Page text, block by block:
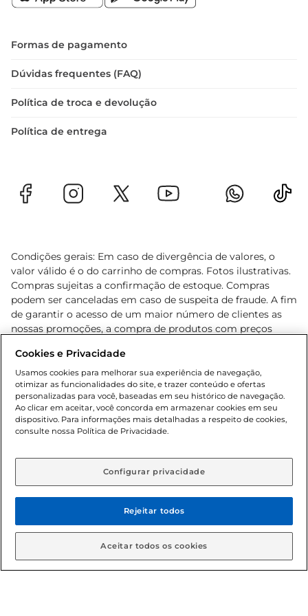
Formas de pagamento
Dúvidas frequentes (FAQ)
Política de troca e devolução
Política de entrega
Condições gerais: Em caso de divergência de valores, o
valor válido é o do carrinho de compras. Fotos ilustrativas.
Compras sujeitas a confirmação de estoque. Compras
podem ser canceladas em caso de suspeita de fraude. A fim
de garantir o acesso de um maior número de clientes as
nossas promoções, a compra de produtos com preços
cliente. Os preços, ofertas e condições são exclusivos para
o e-commerce e válidos durante o dia de hoje, podendo
sofrer alterações sem prévia notificação. Proibida a venda
de bebidas alcoólicas para menores de 18 anos, conforme
Lei n.º 8069/90, art. 81, inciso II (Estatuto da Criança e do
Adolescente). Preços e condições exclusivos para o
aviso prévio. O valor mínimo para as compras on-line é de
© 2026 Copyright. Todos os direitos
reservados Gbarbosa.
Cookies e Privacidade
Usamos cookies para melhorar sua experiência de navegação,
otimizar as funcionalidades do site, e trazer conteúdo e ofertas
personalizadas para você, baseadas em seu histórico de navegação.
Ao clicar em aceitar, você concorda em armazenar cookies em seu
dispositivo. Para informações mais detalhadas a respeito de cookies,
consulte nossa Política de Privacidade.
Configurar privacidade
Rejeitar todos
Aceitar todos os cookies